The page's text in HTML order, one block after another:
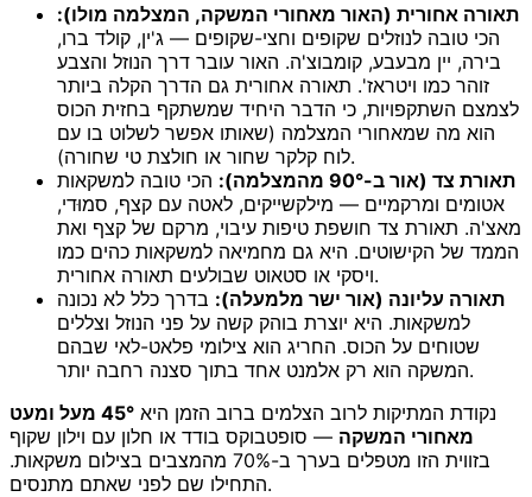
תאורה אחורית (האור מאחורי המשקה, המצלמה מולו):
הכי טובה לנוזלים שקופים וחצי-שקופים — ג'ין, קולד ברו,
בירה, יין מבעבע, קומבוצ'ה. האור עובר דרך הנוזל והצבע
זוהר כמו ויטראז'. תאורה אחורית גם הדרך הקלה ביותר
לצמצם השתקפויות, כי הדבר היחיד שמשתקף בחזית הכוס
הוא מה שמאחורי המצלמה (שאותו אפשר לשלוט בו עם
לוח קלקר שחור או חולצת טי שחורה).
תאורת צד (אור ב-90° מהמצלמה):
הכי טובה למשקאות
אטומים ומרקמיים — מילקשייקים, לאטה עם קצף, סמוּדי,
מאצ'ה. תאורת צד חושפת טיפות עיבוי, מרקם של קצף ואת
הממד של הקישוטים. היא גם מחמיאה למשקאות כהים כמו
ויסקי או סטאוט שבולעים תאורה אחורית.
תאורה עליונה (אור ישר מלמעלה): בדרך כלל לא נכונה
למשקאות. היא יוצרת בוהק קשה על פני הנוזל וצללים
שטוחים על הכוס. החריג הוא צילומי פלאט-לאי שבהם
המשקה הוא רק אלמנט אחד בתוך סצנה רחבה יותר.
נקודת המתיקות לרוב הצלמים ברוב הזמן היא
45° מעל ומעט
מאחורי המשקה — סופטבוקס בודד או חלון עם וילון שקוף
בזווית הזו מטפלים בערך ב-70% מהמצבים בצילום משקאות.
התחילו שם לפני שאתם מתנסים.